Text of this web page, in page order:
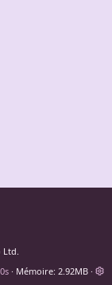
Ltd.
Mémoire 2.92MB